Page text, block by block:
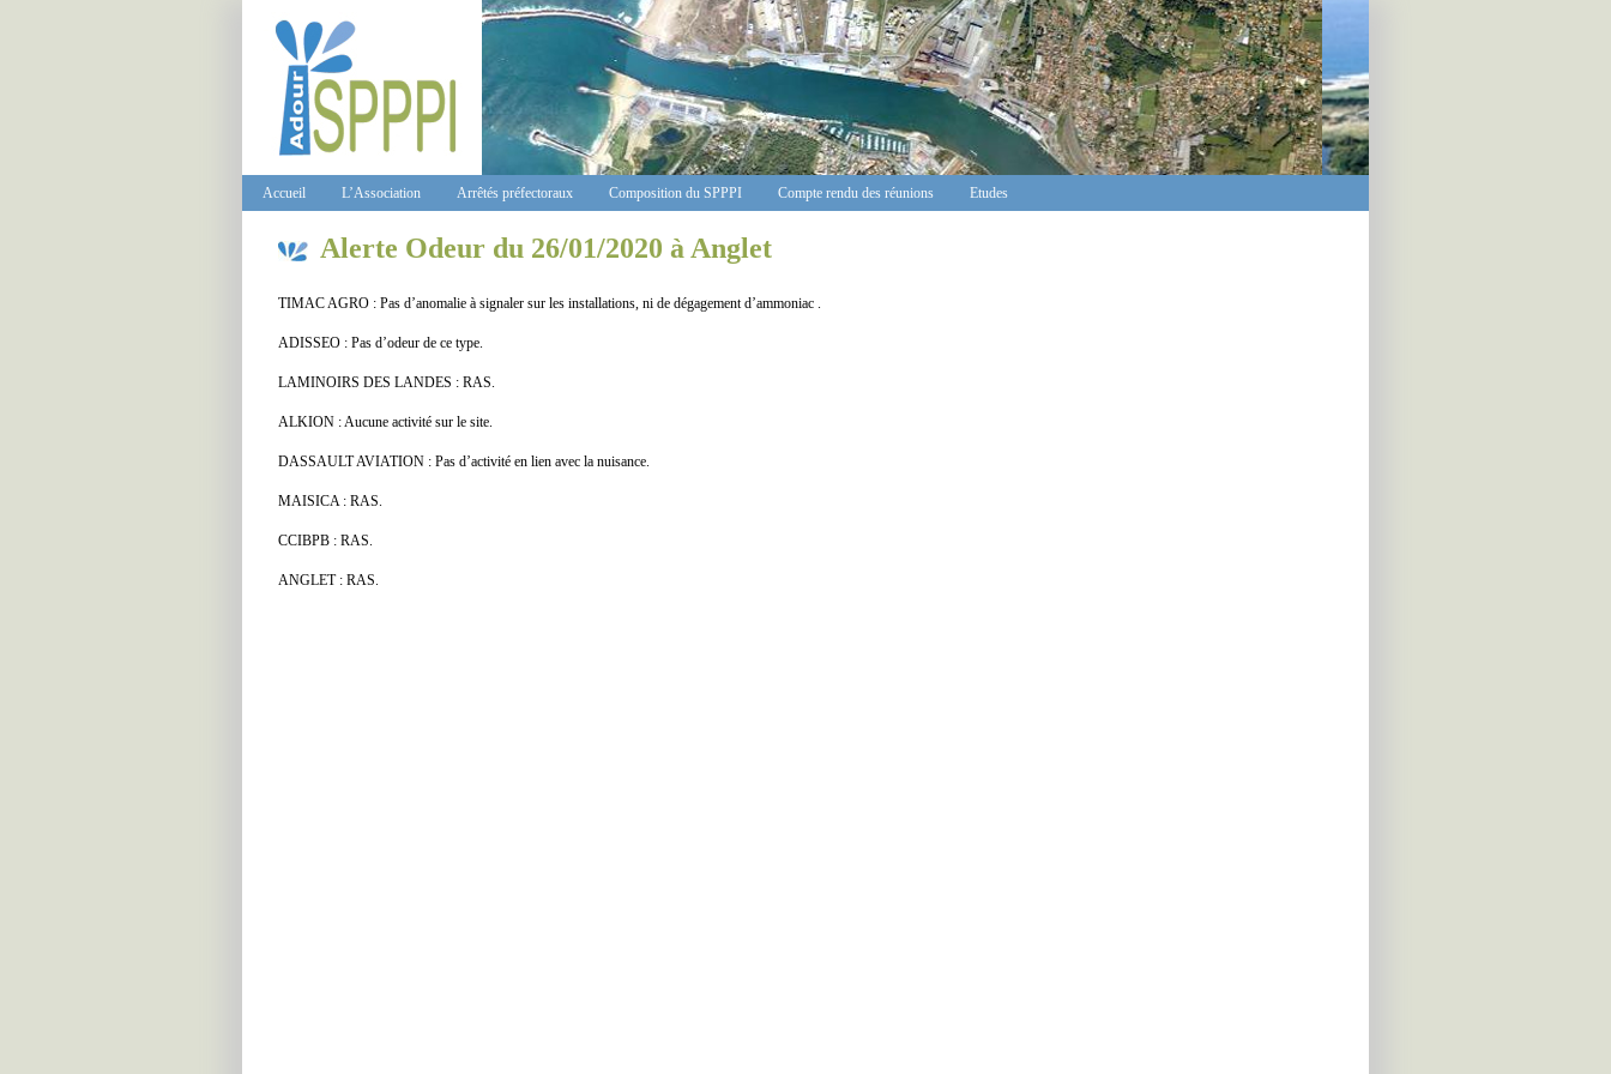
Accueil L’Association Arrêtés préfectoraux Composition du SPPPI Compte rendu des réunions Etudes
Alerte Odeur du 26/01/2020 à Anglet
TIMAC AGRO : Pas d’anomalie à signaler sur les installations, ni de dégagement d’ammoniac .
ADISSEO : Pas d’odeur de ce type.
LAMINOIRS DES LANDES : RAS.
ALKION : Aucune activité sur le site.
DASSAULT AVIATION : Pas d’activité en lien avec la nuisance.
MAISICA : RAS.
CCIBPB : RAS.
ANGLET : RAS.